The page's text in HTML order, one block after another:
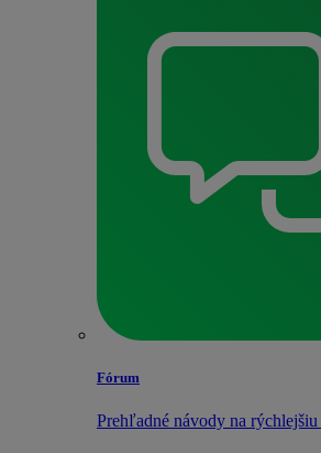
Fórum
Prehľadné návody na rýchlejšiu